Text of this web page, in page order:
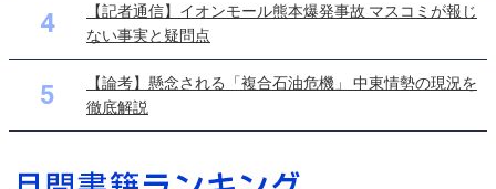
4
【記者通信】イオンモール熊本爆発事故 マスコミが報じ
ない事実と疑問点
5
【論考】懸念される「複合石油危機」 中東情勢の現況を
徹底解説